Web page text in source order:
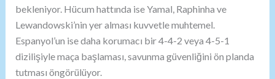
bekleniyor. Hücum hattında ise Yamal, Raphinha ve
Lewandowski’nin yer alması kuvvetle muhtemel.
Espanyol’un ise daha korumacı bir 4-4-2 veya 4-5-1
dizilişiyle maça başlaması, savunma güvenliğini ön planda
tutması öngörülüyor.